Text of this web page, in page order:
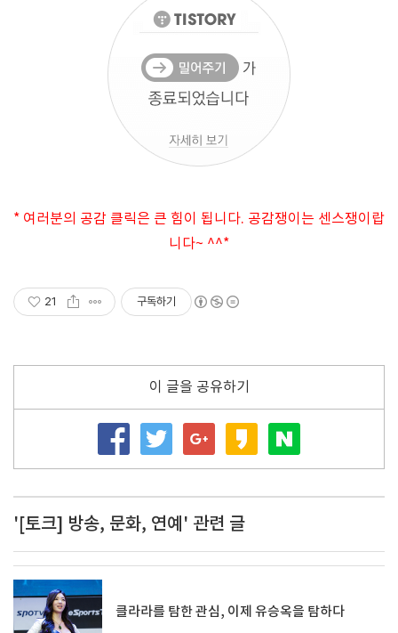
* 여러분의 공감 클릭은 큰 힘이 됩니다. 공감쟁이는 센스쟁이랍
니다~ ^^*
21 구독하기
이 글을 공유하기
'[토크] 방송, 문화, 연예' 관련 글
클라라를 탐한 관심, 이제 유승옥을 탐하다